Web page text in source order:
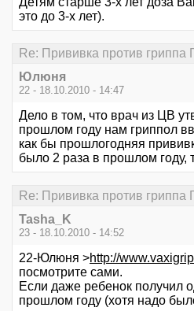
это до 3-х лет).
Re: Прививка против гриппа
Юлюня
22 - 18.10.2010 - 14:47
Дело в том, что врач из ЦВ
прошлом году нам гриппол
как бы прошлогодняя
было 2 раза в прошлом году,
Re: Прививка против гриппа
Tasha_K
23 - 18.10.2010 - 14:52
22-Юлюня >http://
посмотрите сами.
Если даже ребенок получил
прошлом году (хотя надо